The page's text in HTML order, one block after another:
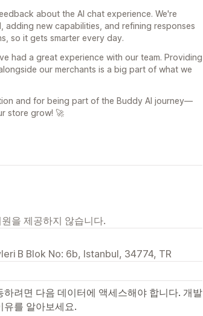
about the AI chat experience. We're
adding new capabilities, and refining responses
so it gets smarter every day.
had a great experience with our team. Providing
our merchants is a big part of what we
and for being part of the Buddy AI journey—
store grow! 🚀
을 제공하지 않습니다.
B Blok No: 6b, Istanbul, 34774, TR
려면 다음 데이터에 액세스해야 합니다. 개발
유를 알아보세요.